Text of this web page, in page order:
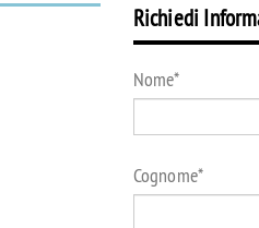
Richiedi
Nome*
Cognome*